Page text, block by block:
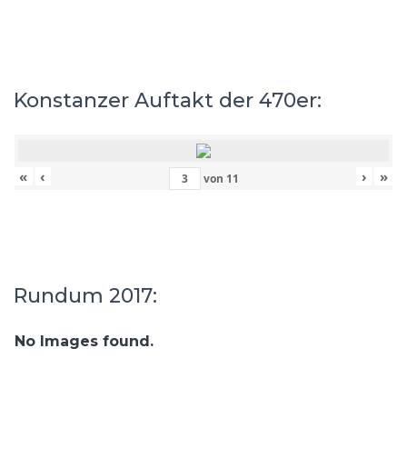
Konstanzer Auftakt der 470er:
« ‹ von 11 › »
Rundum 2017:
No Images found.